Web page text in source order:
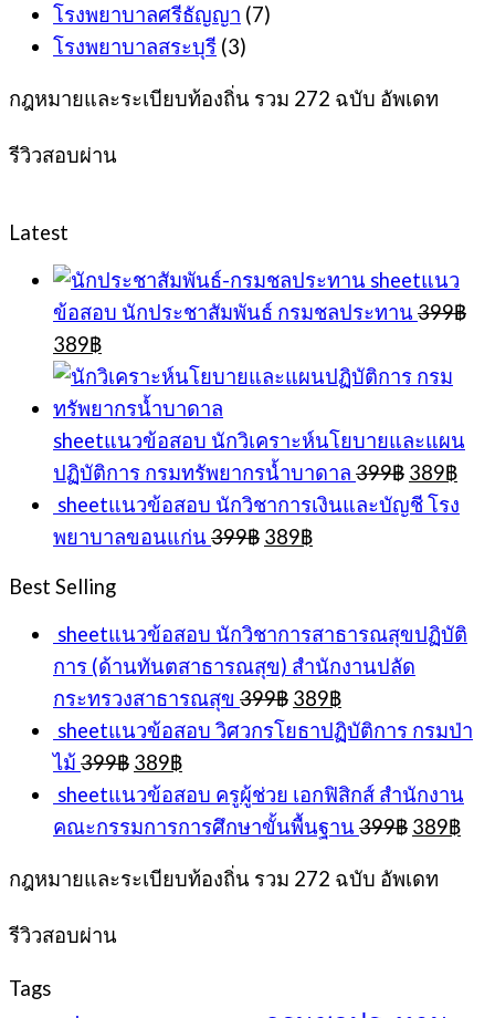
โรงพยาบาลศรีธัญญา (7)
โรงพยาบาลสระบุรี (3)
กฎหมายและระเบียบท้องถิ่น รวม 272 ฉบับ อัพเดท
รีวิวสอบผ่าน
Latest
sheetแนว
ข้อสอบ นักประชาสัมพันธ์ กรมชลประทาน 399฿
Original
price
was:
399฿.
389฿Current
price
is:
389฿.
sheetแนวข้อสอบ นักวิเคราะห์นโยบายและแผน
ปฏิบัติการ กรมทรัพยากรน้ำบาดาล 399฿ Original
price
was:
389฿
is:
sheetแนวข้อสอบ นักวิชาการเงินและบัญชี โรง
พยาบาลขอนแก่น 399฿ Original
389฿Current
Best Selling
sheetแนวข้อสอบ นักวิชาการสาธารณสุขปฏิบัติ
การ (ด้านทันตสาธารณสุข) สำนักงานปลัด
กระทรวงสาธารณสุข 399฿ Original
price
was:
389฿Current
price
is:
sheetแนวข้อสอบ วิศวกรโยธาปฏิบัติการ กรมป่า
ไม้ 399฿ Original
price
was:
399฿.
389฿Current
is:
389฿.
sheetแนวข้อสอบ ครูผู้ช่วย เอกฟิสิกส์ สำนักงาน
คณะกรรมการการศึกษาขั้นพื้นฐาน 399฿ Original
was:
389฿
กฎหมายและระเบียบท้องถิ่น รวม 272 ฉบับ อัพเดท
รีวิวสอบผ่าน
Tags